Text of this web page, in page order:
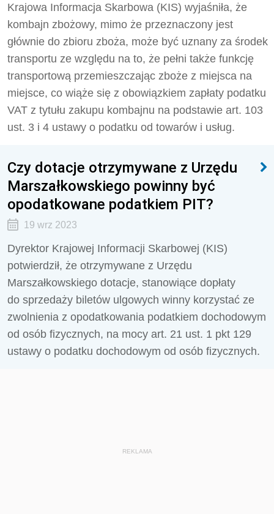
Krajowa Informacja Skarbowa (KIS) wyjaśniła, że
kombajn zbożowy, mimo że przeznaczony jest
głównie do zbioru zboża, może być uznany za środek
transportu ze względu na to, że pełni także funkcję
transportową przemieszczając zboże z miejsca na
miejsce, co wiąże się z obowiązkiem zapłaty podatku
VAT z tytułu zakupu kombajnu na podstawie art. 103
ust. 3 i 4 ustawy o podatku od towarów i usług.
Czy dotacje otrzymywane z Urzędu
Marszałkowskiego powinny być
opodatkowane podatkiem PIT?
19 wrz 2023
Dyrektor Krajowej Informacji Skarbowej (KIS)
potwierdził, że otrzymywane z Urzędu
Marszałkowskiego dotacje, stanowiące dopłaty
do sprzedaży biletów ulgowych winny korzystać ze
zwolnienia z opodatkowania podatkiem dochodowym
od osób fizycznych, na mocy art. 21 ust. 1 pkt 129
ustawy o podatku dochodowym od osób fizycznych.
REKLAMA